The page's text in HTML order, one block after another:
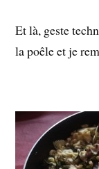
Et là, geste
la poêle et je